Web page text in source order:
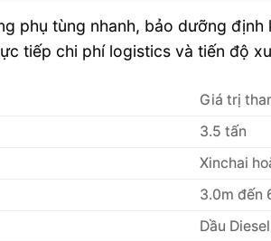
Ở Đâu
phụ tùng nhanh, bảo dưỡng
tiếp chi phí logistics và tiến độ
Giá trị
3.5 tấn
Xinchai
3.0m đến
Dầu Diesel